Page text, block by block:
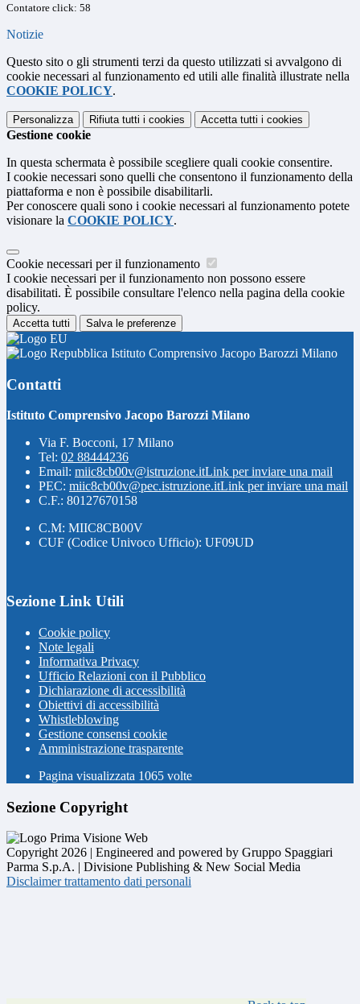
Contatore click: 58
Notizie
Questo sito o gli strumenti terzi da questo utilizzati si avvalgono di
cookie necessari al funzionamento ed utili alle finalità illustrate nella
COOKIE POLICY.
Personalizza Rifiuta tutti i cookies Accetta tutti i cookies
Gestione cookie
In questa schermata è possibile scegliere quali cookie consentire.
I cookie necessari sono quelli che consentono il funzionamento della
piattaforma e non è possibile disabilitarli.
Per conoscere quali sono i cookie necessari al funzionamento potete
visionare la COOKIE POLICY.
Cookie necessari per il funzionamento
I cookie necessari per il funzionamento non possono essere
disabilitati. È possibile consultare l'elenco nella pagina della cookie
policy.
Accetta tutti Salva le preferenze
Istituto Comprensivo Jacopo Barozzi Milano
Contatti
Istituto Comprensivo Jacopo Barozzi Milano
Via F. Bocconi, 17 Milano
Tel: 02 88444236
Email: miic8cb00v@istruzione.itLink per inviare una mail
PEC: miic8cb00v@pec.istruzione.itLink per inviare una mail
C.F.: 80127670158
C.M: MIIC8CB00V
CUF (Codice Univoco Ufficio): UF09UD
Sezione Link Utili
Cookie policy
Note legali
Informativa Privacy
Ufficio Relazioni con il Pubblico
Dichiarazione di accessibilità
Obiettivi di accessibilità
Whistleblowing
Gestione consensi cookie
Amministrazione trasparente
Pagina visualizzata 1065 volte
Sezione Copyright
Copyright 2026 | Engineered and powered by Gruppo Spaggiari
Parma S.p.A. | Divisione Publishing & New Social Media
Disclaimer trattamento dati personali